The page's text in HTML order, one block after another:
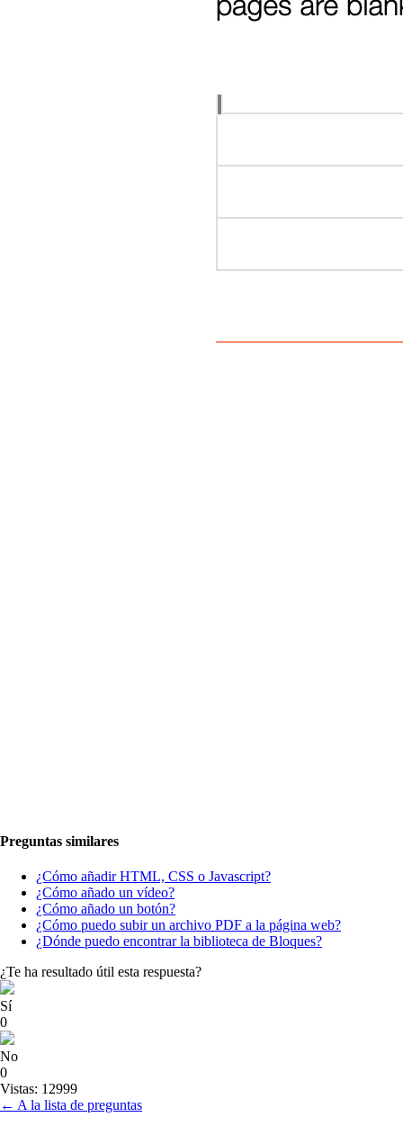
Preguntas similares
¿Cómo añadir HTML, CSS o Javascript?
¿Cómo añado un vídeo?
¿Cómo añado un botón?
¿Cómo puedo subir un archivo PDF a la página web?
¿Dónde puedo encontrar la biblioteca de Bloques?
¿Te ha resultado útil esta respuesta?
Sí
0
No
0
Vistas: 12999
← A la lista de preguntas